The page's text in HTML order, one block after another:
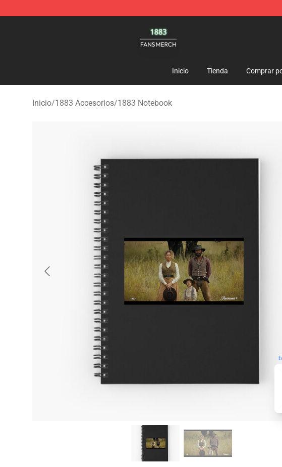
Inicio Tienda Comprar
Inicio/1883 Accesorios/1883 Notebook